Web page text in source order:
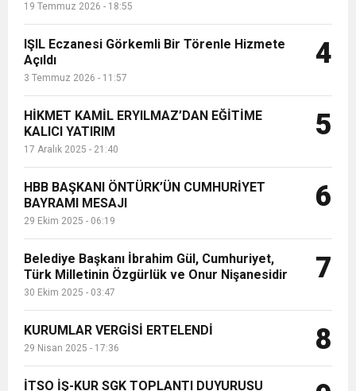
19 Temmuz 2026 - 18:55
IŞIL Eczanesi Görkemli Bir Törenle Hizmete
Açıldı
3 Temmuz 2026 - 11:57
4
HİKMET KAMİL ERYILMAZ’DAN EĞİTİME
KALICI YATIRIM
17 Aralık 2025 - 21:40
5
HBB BAŞKANI ÖNTÜRK’ÜN CUMHURİYET
BAYRAMI MESAJI
29 Ekim 2025 - 06:19
6
Belediye Başkanı İbrahim Gül, Cumhuriyet,
Türk Milletinin Özgürlük ve Onur Nişanesidir
30 Ekim 2025 - 03:47
7
KURUMLAR VERGİSİ ERTELENDİ
29 Nisan 2025 - 17:36 8
İTSO İŞ-KUR SGK TOPLANTI DUYURUSU